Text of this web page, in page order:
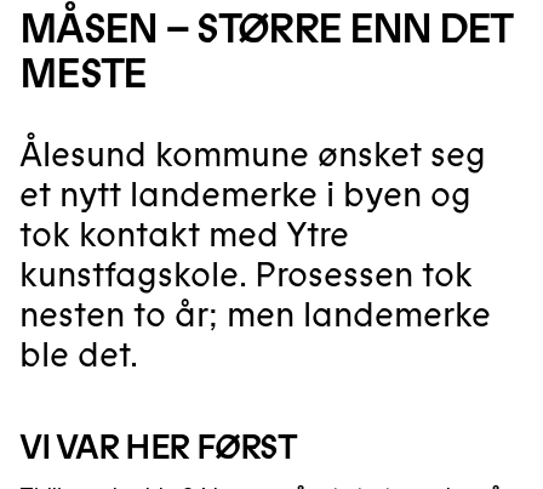
MÅSEN – STØRRE ENN DET
MESTE
Ålesund kommune ønsket seg
et nytt landemerke i byen og
tok kontakt med Ytre
kunstfagskole. Prosessen tok
nesten to år; men landemerke
ble det.
VI VAR HER FØRST